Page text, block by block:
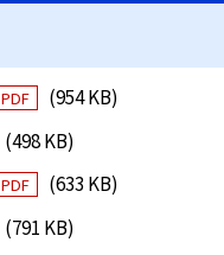
PDF
(954 KB)
(498 KB)
PDF
(633 KB)
(791 KB)